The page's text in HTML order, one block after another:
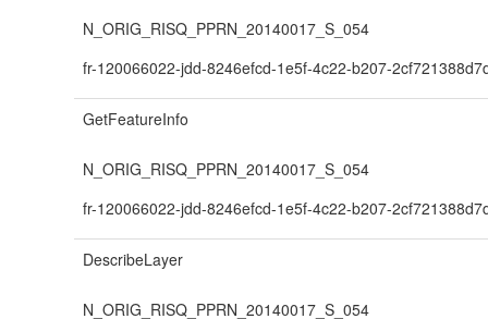
N_ORIG_RISQ_PPRN_20140017_S_054
fr-120066022-jdd-8246efcd-1e5f-4c22-b207-
GetFeatureInfo
N_ORIG_RISQ_PPRN_20140017_S_054
fr-120066022-jdd-8246efcd-1e5f-4c22-b207-
DescribeLayer
N_ORIG_RISQ_PPRN_20140017_S_054